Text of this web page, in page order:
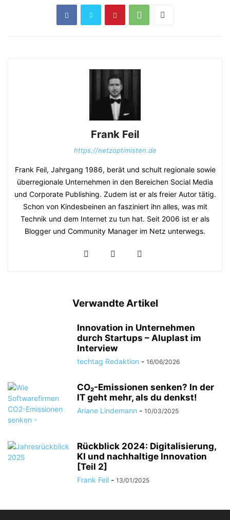
Frank Feil
https://netzoptimisten.de
Frank Feil, Jahrgang 1986, berät und schult regionale sowie
überregionale Unternehmen in den Bereichen Social Media
und Corporate Publishing. Zudem ist er als freier Autor tätig.
Schon von Kindesbeinen an fasziniert ihn alles, was mit
Technik und dem Internet zu tun hat. Seit 2006 ist er als
Blogger und Community Manager im Netz unterwegs.
Verwandte Artikel
Innovation in Unternehmen
durch Startups – Aluplast im
Interview
techtag Redaktion - 16/06/2026
CO₂-Emissionen senken? In der
IT geht mehr, als du denkst!
Ariane Lindemann - 10/03/2025
Rückblick 2024: Digitalisierung,
KI und nachhaltige Innovation
[Teil 2]
Frank Feil - 13/01/2025